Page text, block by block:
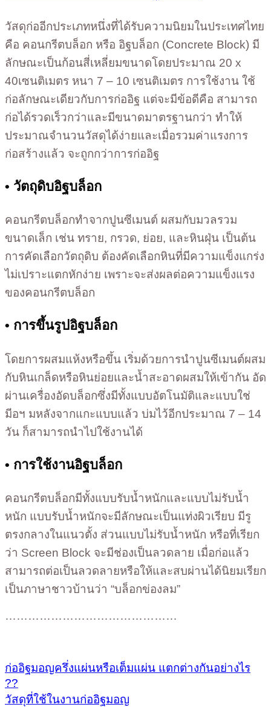
วัสดุก่ออีกประเภทหนึ่งที่ได้รับความนิยมในประเทศไทย
คือ คอนกรีตบล็อก หรือ อิฐบล็อก (Concrete Block) มี
ลักษณะเป็นก้อนสี่เหลี่ยมขนาดโดยประมาณ 20 x
40เซนติเมตร หนา 7 – 10 เซนติเมตร การใช้งาน ใช้
ก่อลักษณะเดียวกับการก่ออิฐ แต่จะมีข้อดีคือ สามารถ
ก่อได้รวดเร็วกว่าและมีขนาดมาตรฐานกว่า ทำให้
ประมาณจำนวนวัสดุได้ง่ายและเมื่อรวมค่าแรงการ
ก่อสร้างแล้ว จะถูกกว่าการก่ออิฐ
• วัตถุดิบอิฐบล็อก
คอนกรีตบล็อกทำจากปูนซีเมนต์ ผสมกับมวลรวม
ขนาดเล็ก เช่น ทราย, กรวด, ย่อย, และหินฝุ่น เป็นต้น
การคัดเลือกวัตถุดิบ ต้องคัดเลือกหินที่มีความแข็งแกร่ง
ไม่เปราะแตกหักง่าย เพราะจะส่งผลต่อความแข็งแรง
ของคอนกรีตบล็อก
• การขึ้นรูปอิฐบล็อก
โดยการผสมแห้งหรือขึ้น เริ่มด้วยการนำปูนซีเมนต์ผสม
กับหินเกล็ดหรือหินย่อยและน้ำสะอาดผสมให้เข้ากัน อัด
ผ่านเครื่องอัดบล็อกซึ่งมีทั้งแบบอัตโนมัติและแบบใช่
มีอฯ มหลังจากแกะแบบแล้ว บ่มไว้อีกประมาณ 7 – 14
วัน ก็สามารถนำไปใช้งานได้
• การใช้งานอิฐบล็อก
คอนกรีตบล็อกมีทั้งแบบรับน้ำหนักและแบบไม่รับน้ำ
หนัก แบบรับน้ำหนักจะมีลักษณะเป็นแท่งผิวเรียบ มีรู
ตรงกลางในแนวตั้ง ส่วนแบบไม่รับน้ำหนัก หรือที่เรียก
ว่า Screen Block จะมีช่องเป็นลวดลาย เมื่อก่อแล้ว
สามารถต่อเป็นลวดลายหรือให้และสบผ่านได้นิยมเรียก
เป็นภาษาชาวบ้านว่า “บล็อกข่องลม”
………………………………………
ก่ออิฐมอญครึ่งแผ่นหรือเต็มแผ่น แตกต่างกันอย่างไร
??
วัสดุที่ใช้ในงานก่ออิฐมอญ